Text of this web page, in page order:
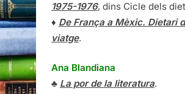
1975-1976, dins Cicle dels
♦ De França a Mèxic. Dietari
viatge.
Ana Blandiana
♣ La por de la literatura.